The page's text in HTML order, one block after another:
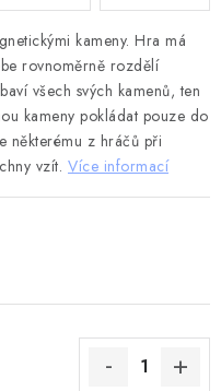
podpora
kameny. Hra má
rovnoměrně rozdělí
všech svých kamenů, ten
kameny pokládat pouze do
některému z hráčů při
vzít. Více informací